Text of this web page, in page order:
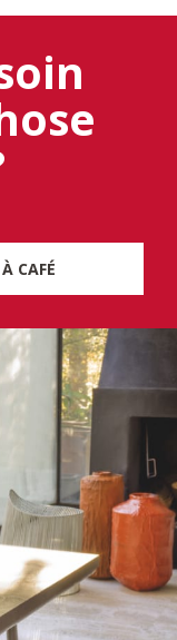
CAFÉ